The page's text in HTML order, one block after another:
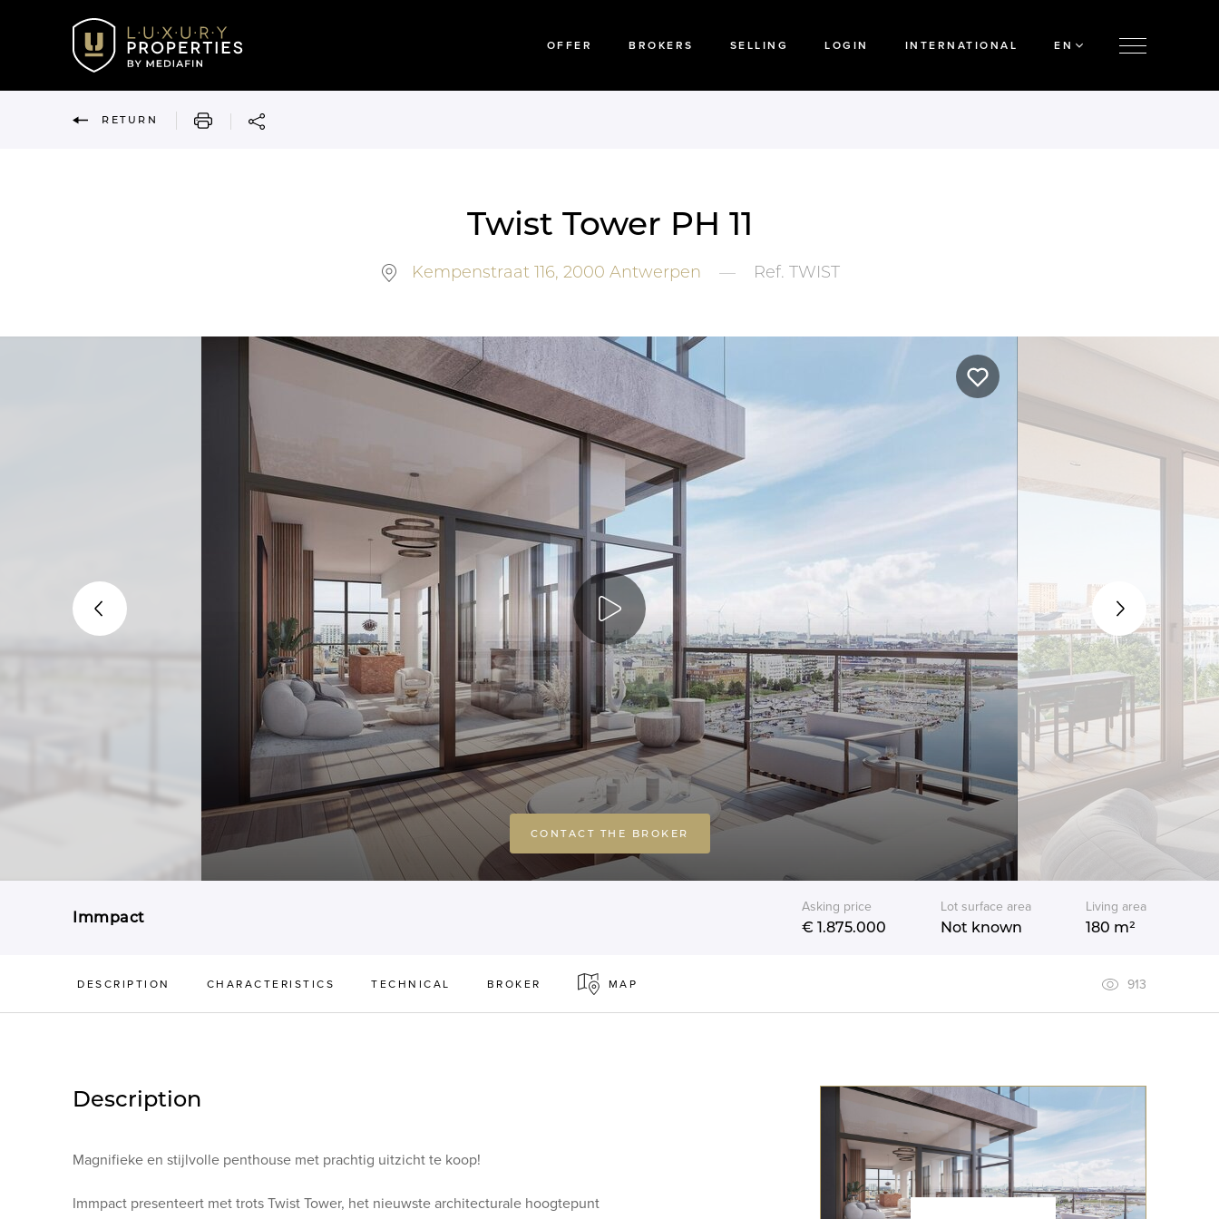
OFFER BROKERS SELLING LOGIN INTERNATIONAL EN
RETURN PRINT
Twist Tower PH 11
Kempenstraat 116, 2000 Antwerpen — Ref. TWIST
CONTACT THE BROKER
Immpact
Asking price
€ 1.875.000
Lot surface area
Not known
Living area
180 m²
DESCRIPTION CHARACTERISTICS TECHNICAL BROKER MAP 913
Description
Magnifieke en stijlvolle penthouse met prachtig uitzicht te koop!
Immpact presenteert met trots Twist Tower, het nieuwste architecturale hoogtepunt